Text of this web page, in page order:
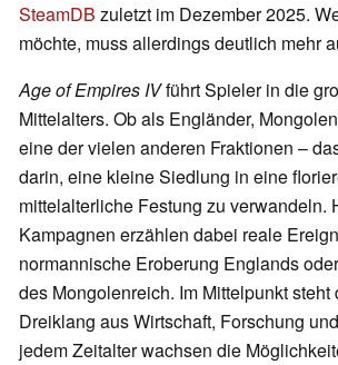
SteamDB zuletzt im Dezember 2025.
möchte, muss allerdings deutlich mehr
Age of Empires IVführt Spieler in die
Mittelalters. Ob als Engländer,
eine der vielen anderen Fraktionen –
darin, eine kleine Siedlung in eine
mittelalterliche Festung zu verwandeln.
Kampagnen erzählen dabei reale
normannische Eroberung Englands
des Mongolenreich. Im Mittelpunkt
Dreiklang aus Wirtschaft, Forschung
jedem Zeitalter wachsen die